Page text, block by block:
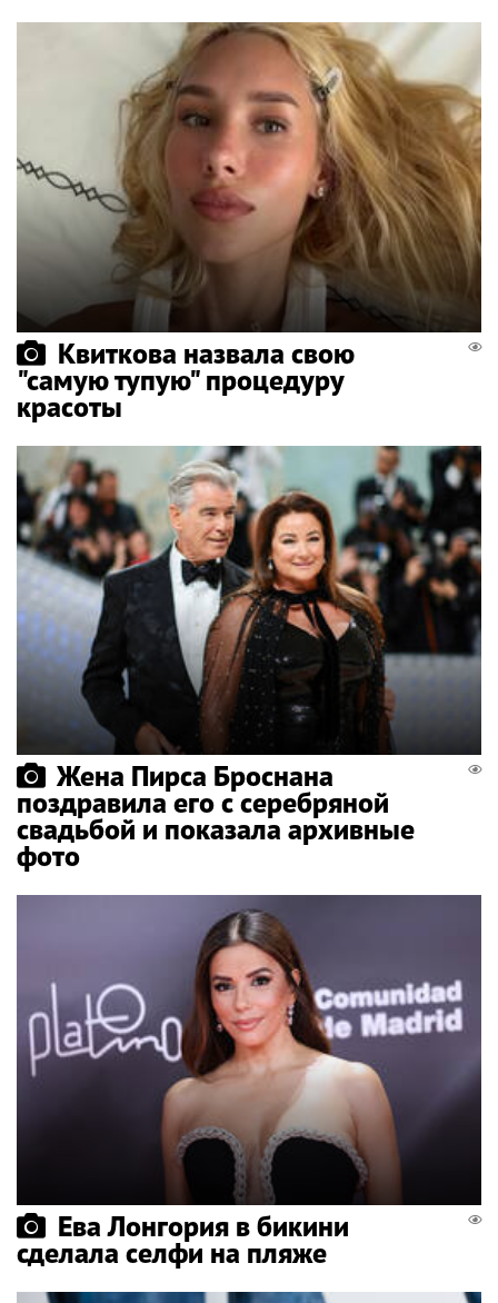
Квиткова назвала свою
"самую тупую" процедуру
красоты
Жена Пирса Броснана
поздравила его с серебряной
свадьбой и показала архивные
фото
Ева Лонгория в бикини
сделала селфи на пляже